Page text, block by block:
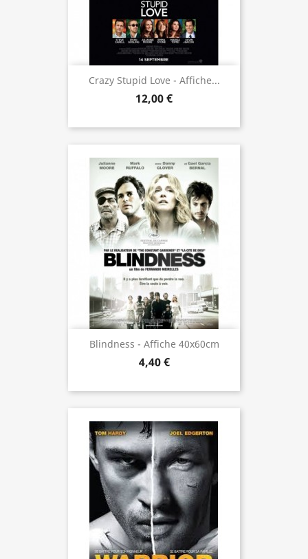
Crazy Stupid Love - Affiche...
12,00 €
Blindness - Affiche 40x60cm
4,40 €